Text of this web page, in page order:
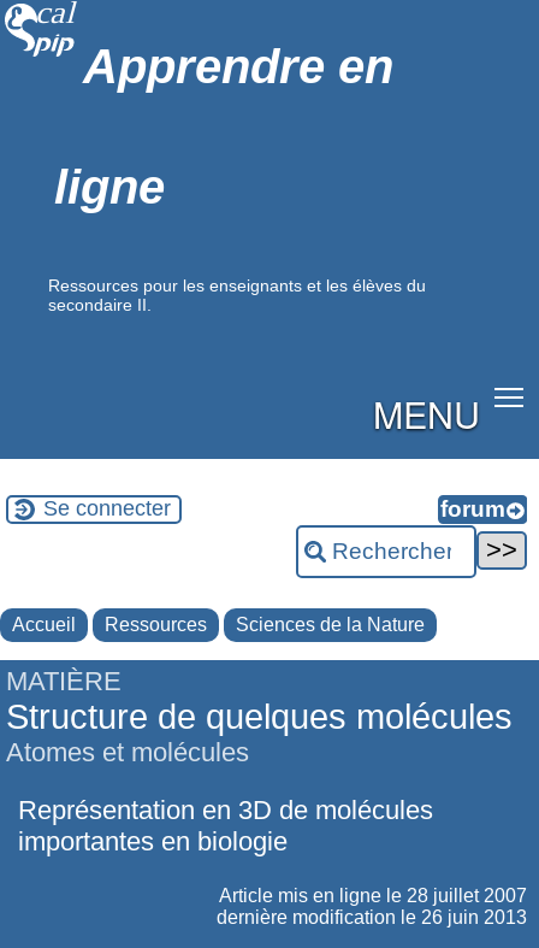
Apprendre en
ligne
Ressources pour les enseignants et les élèves du
secondaire II.
MENU
Se connecter
Accueil Ressources Sciences de la Nature
MATIÈRE
Structure de quelques molécules
Atomes et molécules
Représentation en 3D de molécules
importantes en biologie
Article mis en ligne le 28 juillet 2007
dernière modification le 26 juin 2013